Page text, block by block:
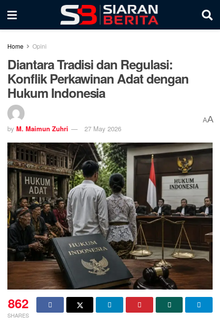
Home Opini
Diantara Tradisi dan Regulasi:
Konflik Perkawinan Adat dengan
Hukum Indonesia
by M. Maimun Zuhri 27 May 2026
AA
862
SHARES